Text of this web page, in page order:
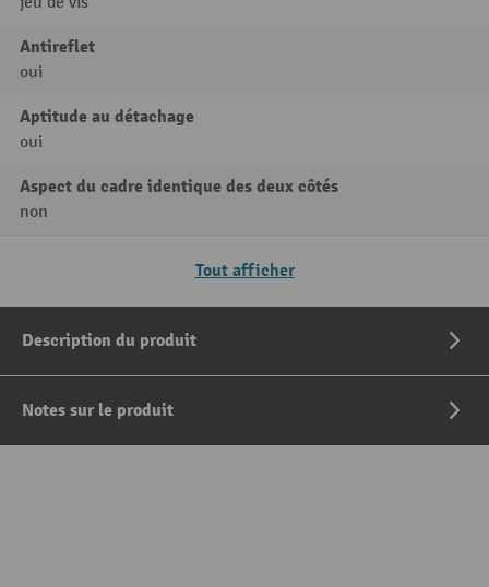
Antireflet
oui
Aptitude au détachage
oui
Aspect du cadre identique des deux côtés
non
Tout afficher
Description du produit
Notes sur le produit